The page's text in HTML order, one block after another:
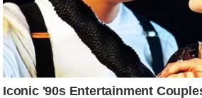
क्नॉ
लॉ
जी
ब्यू
टी